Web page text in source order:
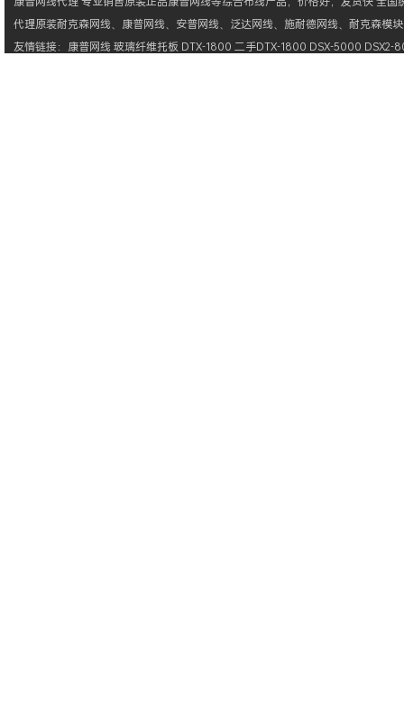
代理原装耐克森网线、 康普网线、 安普网线、 泛达网线、 施耐德网线、 耐克森模块
友情链接： 康普网线玻璃纤维托板 DTX-1800 二手DTX-1800 DSX-5000 DSX2-